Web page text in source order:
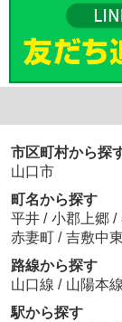
市区町村から探
山口市
町名から探す
平井 / 小郡上郷 /
赤妻町 / 吉敷中東
路線から探す
山口線 / 山陽本線
駅から探す